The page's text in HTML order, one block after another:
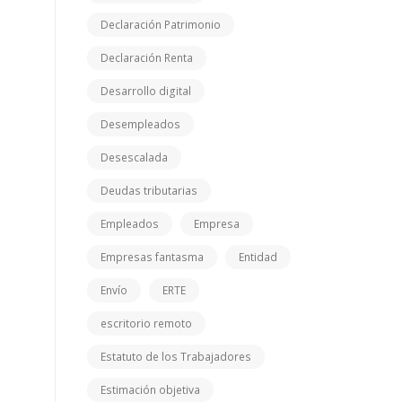
Declaración Patrimonio
Declaración Renta
Desarrollo digital
Desempleados
Desescalada
Deudas tributarias
Empleados Empresa
Empresas fantasma Entidad
Envío ERTE
escritorio remoto
Estatuto de los Trabajadores
Estimación objetiva